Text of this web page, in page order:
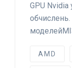
GPU Nvidia
AMD